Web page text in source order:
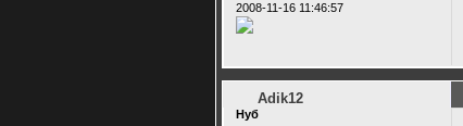
2008-11-16 11:46:57
Adik12
Нуб